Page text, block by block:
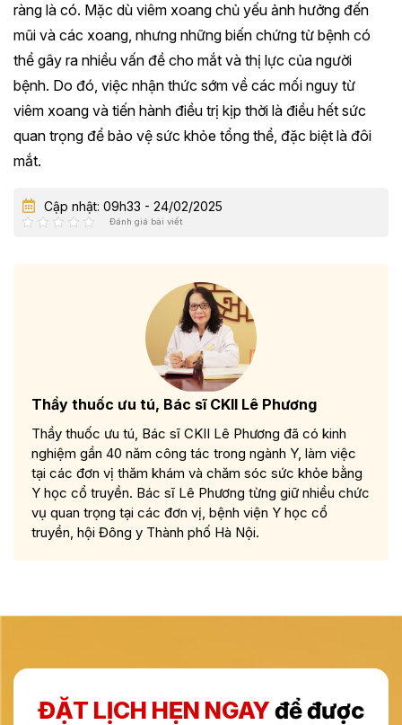
ràng là có. Mặc dù viêm xoang chủ yếu ảnh hưởng đến
mũi và các xoang, nhưng những biến chứng từ bệnh có
thể gây ra nhiều vấn đề cho mắt và thị lực của người
bệnh. Do đó, việc nhận thức sớm về các mối nguy từ
viêm xoang và tiến hành điều trị kịp thời là điều hết sức
quan trọng để bảo vệ sức khỏe tổng thể, đặc biệt là đôi
mắt.
Cập nhật: 09h33 - 24/02/2025
Đánh giá bài viết
Thầy thuốc ưu tú, Bác sĩ CKII Lê Phương
Thầy thuốc ưu tú, Bác sĩ CKII Lê Phương đã có kinh
nghiệm gần 40 năm công tác trong ngành Y, làm việc
tại các đơn vị thăm khám và chăm sóc sức khỏe bằng
Y học cổ truyền. Bác sĩ Lê Phương từng giữ nhiều chức
vụ quan trọng tại các đơn vị, bệnh viện Y học cổ
truyền, hội Đông y Thành phố Hà Nội.
ĐẶT LỊCH HẸN NGAYđể được